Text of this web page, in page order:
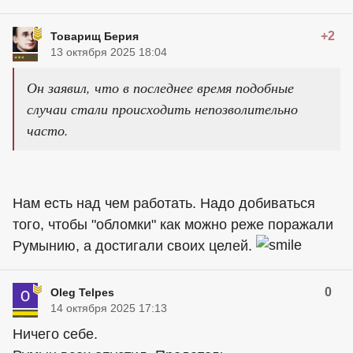
Товарищ Берия +2
13 октября 2025 18:04
Он заявил, что в последнее время подобные
случаи стали происходить непозволительно
часто.
Нам есть над чем работать. Надо добиваться
того, чтобы "обломки" как можно реже поражали
Румынию, а достигали своих целей.
Oleg Telpes 0
14 октября 2025 17:13
Ничего себе.